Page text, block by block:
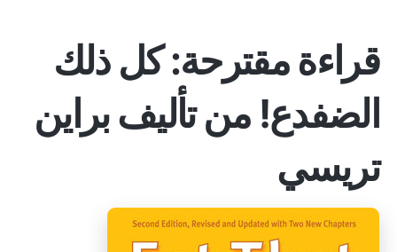
قراءة مقترحة: كل ذلك
الضفدع! من تأليف براين
تريسي